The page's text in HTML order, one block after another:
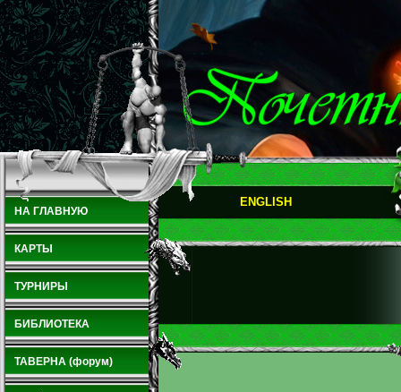
НА ГЛАВНУЮ
КАРТЫ
ТУРНИРЫ
БИБЛИОТЕКА
ТАВЕРНА (форум)
ENGLISH